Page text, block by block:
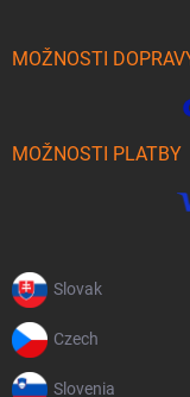
MOŽNOSTI
MOŽNOSTI PLATBY
Slovak
Czech
Slovenia